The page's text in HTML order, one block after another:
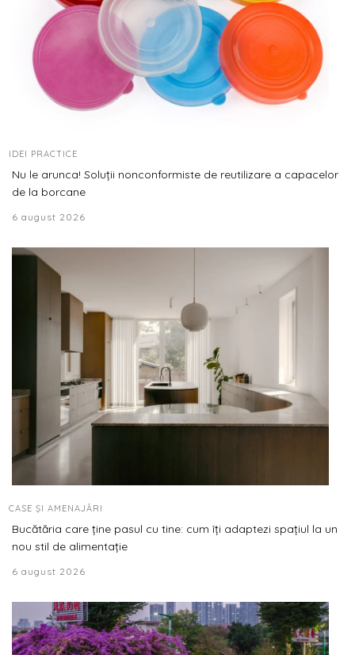
IDEI PRACTICE
Nu le arunca! Soluții nonconformiste de reutilizare a capacelor
de la borcane
6 august 2026
CASE ȘI AMENAJĂRI
Bucătăria care ține pasul cu tine: cum îți adaptezi spațiul la un
nou stil de alimentație
6 august 2026